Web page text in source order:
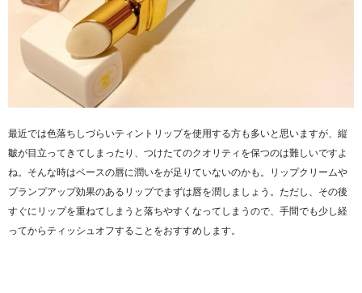
最近では色落ちしづらいティントリップを使用する方も多いと思いますが、縦
皺が目立ってきてしまったり、つけたてのクオリティを保つのは難しいですよ
ね。そんな時はベースの唇に潤いをが足りていないのかも。リップクリームや
プランプアップ効果のあるリップでまずは唇を潤しましょう。ただし、その後
すぐにリップを重ねてしまうと落ちやすくなってしまうので、手間でも少し経
ってからティッシュオフすることをおすすめします。